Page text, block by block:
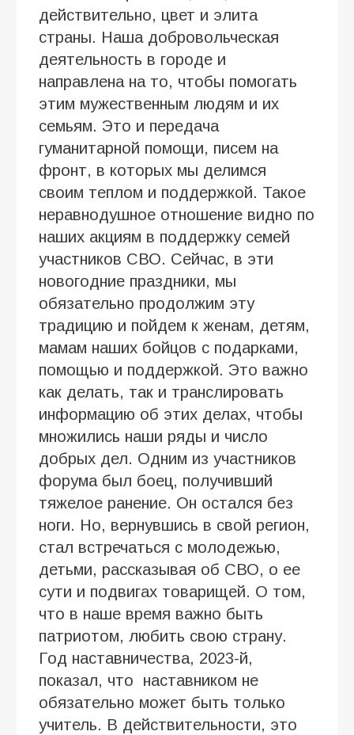
действительно, цвет и элита
страны. Наша добровольческая
деятельность в городе и
направлена на то, чтобы помогать
этим мужественным людям и их
семьям. Это и передача
гуманитарной помощи, писем на
фронт, в которых мы делимся
своим теплом и поддержкой. Такое
неравнодушное отношение видно по
наших акциям в поддержку семей
участников СВО. Сейчас, в эти
новогодние праздники, мы
обязательно продолжим эту
традицию и пойдем к женам, детям,
мамам наших бойцов с подарками,
помощью и поддержкой. Это важно
как делать, так и транслировать
информацию об этих делах, чтобы
множились наши ряды и число
добрых дел. Одним из участников
форума был боец, получивший
тяжелое ранение. Он остался без
ноги. Но, вернувшись в свой регион,
стал встречаться с молодежью,
детьми, рассказывая об СВО, о ее
сути и подвигах товарищей. О том,
что в наше время важно быть
патриотом, любить свою страну.
Год наставничества, 2023-й,
показал, что наставником не
обязательно может быть только
учитель. В действительности, это